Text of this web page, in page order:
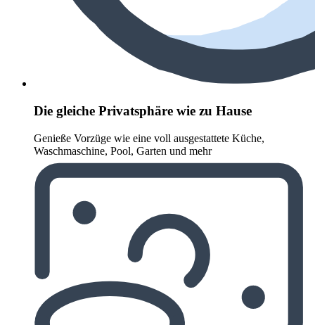
Die gleiche Privatsphäre wie zu Hause
Genieße Vorzüge wie eine voll ausgestattete Küche,
Waschmaschine, Pool, Garten und mehr